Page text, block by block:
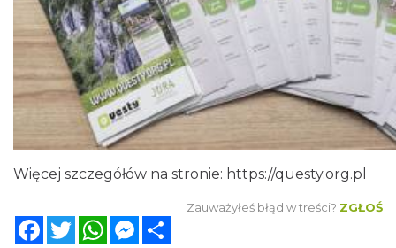
Więcej szczegółów na stronie: https://questy.org.pl
Zauważyłeś błąd w treści? ZGŁOŚ
FacebookTwitterWhatsAppMessenger